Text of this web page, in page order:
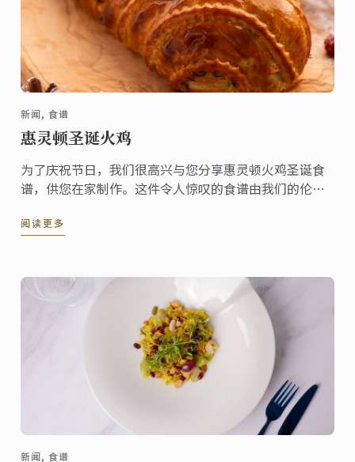
新闻, 食谱
惠灵顿圣诞火鸡
为了庆祝节日，我们很高兴与您分享惠灵顿火鸡圣诞食
谱，供您在家制作。这件令人惊叹的食谱由我们的伦敦
围。
阅读更多
新闻, 食谱